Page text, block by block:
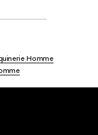
Homme